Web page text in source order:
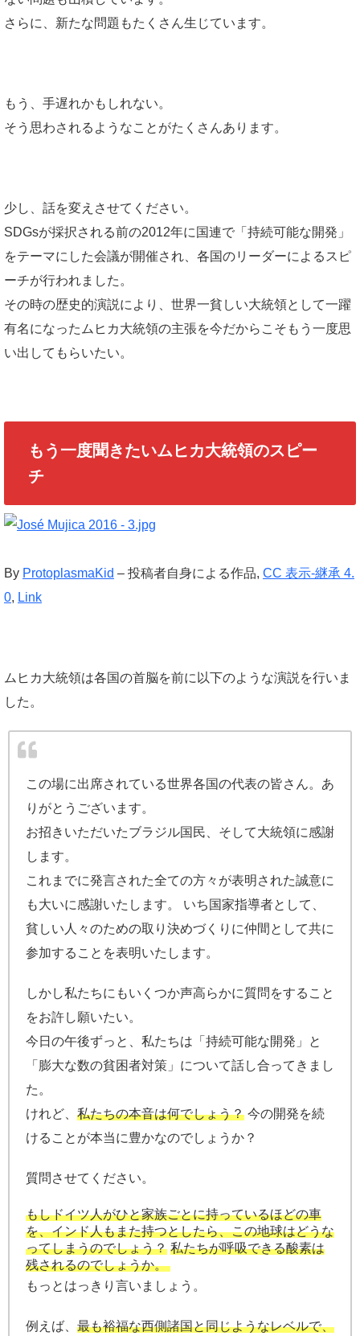
さらに、新たな問題もたくさん生じています。
もう、手遅れかもしれない。
そう思わされるようなことがたくさんあります。
少し、話を変えさせてください。
SDGsが採択される前の2012年に国連で「持続可能な開発」
をテーマにした会議が開催され、各国のリーダーによるスピ
ーチが行われました。
その時の歴史的演説により、世界一貧しい大統領として一躍
有名になったムヒカ大統領の主張を今だからこそもう一度思
い出してもらいたい。
もう一度聞きたいムヒカ大統領のスピー
チ
By ProtoplasmaKid – 投稿者自身による作品, CC 表示-継承 4.
0, Link
ムヒカ大統領は各国の首脳を前に以下のような演説を行いま
した。
この場に出席されている世界各国の代表の皆さん。あ
りがとうございます。
お招きいただいたブラジル国民、そして大統領に感謝
します。
これまでに発言された全ての方々が表明された誠意に
も大いに感謝いたします。 いち国家指導者として、
貧しい人々のための取り決めづくりに仲間として共に
参加することを表明いたします。
しかし私たちにもいくつか声高らかに質問をすること
をお許し願いたい。
今日の午後ずっと、私たちは「持続可能な開発」と
「膨大な数の貧困者対策」について話し合ってきまし
た。
けれど、 私たちの本音は何でしょう？ 今の開発を続
けることが本当に豊かなのでしょうか？
質問させてください。
もしドイツ人がひと家族ごとに持っているほどの車
を、インド人もまた持つとしたら、この地球はどうな
ってしまうのでしょう？ 私たちが呼吸できる酸素は
残されるのでしょうか。
もっとはっきり言いましょう。
例えば、 最も裕福な西側諸国と同じようなレベルで、